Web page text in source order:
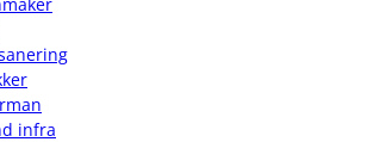
infra